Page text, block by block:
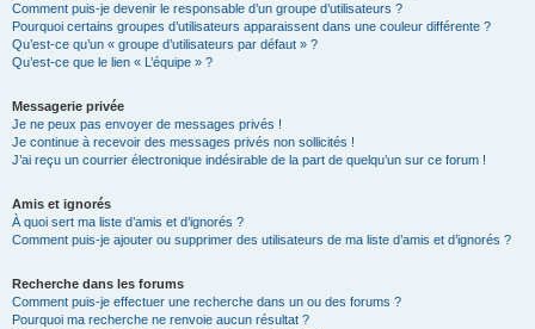
Comment puis-je devenir le responsable d’un groupe d’utilisateurs ?
Pourquoi certains groupes d’utilisateurs apparaissent dans une couleur différente ?
Qu’est-ce qu’un « groupe d’utilisateurs par défaut » ?
Qu’est-ce que le lien « L’équipe » ?
Messagerie privée
Je ne peux pas envoyer de messages privés !
Je continue à recevoir des messages privés non sollicités !
J’ai reçu un courrier électronique indésirable de la part de quelqu’un sur ce forum !
Amis et ignorés
À quoi sert ma liste d’amis et d’ignorés ?
Comment puis-je ajouter ou supprimer des utilisateurs de ma liste d’amis et d’ignorés ?
Recherche dans les forums
Comment puis-je effectuer une recherche dans un ou des forums ?
Pourquoi ma recherche ne renvoie aucun résultat ?